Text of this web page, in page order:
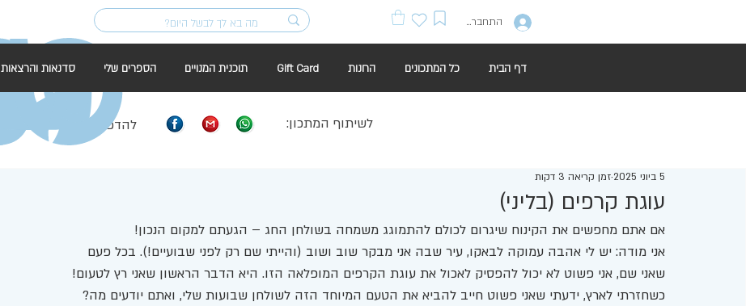
התחברות
דף הבית כל המתכונים החנות Gift Card תוכנית המנויים הספרים שלי סדנאות והרצאות
להדפסה: לשיתוף המתכון:
עוגת קרפים (בליני)
5 ביוני 2025 זמן קריאה 3 דקות
אם אתם מחפשים את הקינוח שיגרום לכולם להתמוגג משמחה בשולחן החג – הגעתם למקום הנכון!
אני מודה: יש לי אהבה עמוקה לבאקו, עיר שבה אני מבקר שוב ושוב (והייתי שם רק לפני שבועיים!). בכל פעם
שאני שם, אני פשוט לא יכול להפסיק לאכול את עוגת הקרפים המופלאה הזו. היא הדבר הראשון שאני רץ לטעום!
כשחזרתי לארץ, ידעתי שאני פשוט חייב להביא את הטעם המיוחד הזה לשולחן שבועות שלי, ואתם יודעים מה?